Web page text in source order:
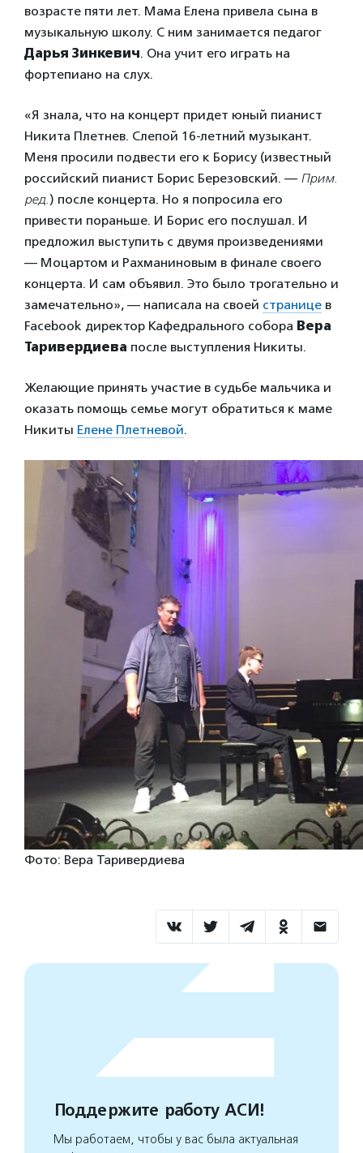
возрасте пяти лет. Мама Елена привела сына в
музыкальную школу. С ним занимается педагог
Дарья Зинкевич. Она учит его играть на
фортепиано на слух.
«Я знала, что на концерт придет юный пианист
Никита Плетнев. Слепой 16-летний музыкант.
Меня просили подвести его к Борису (известный
российский пианист Борис Березовский. — Прим.
ред.) после концерта. Но я попросила его
привести пораньше. И Борис его послушал. И
предложил выступить с двумя произведениями
— Моцартом и Рахманиновым в финале своего
концерта. И сам объявил. Это было трогательно и
замечательно», — написала на своей странице в
Facebook директор Кафедрального собора Вера
Таривердиева после выступления Никиты.
Желающие принять участие в судьбе мальчика и
оказать помощь семье могут обратиться к маме
Никиты Елене Плетневой.
Фото: Вера Таривердиева
Поддержите работу АСИ!
Мы работаем, чтобы у вас была актуальная